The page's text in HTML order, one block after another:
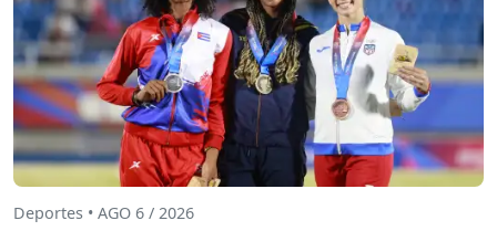
Deportes • AGO 6 / 2026